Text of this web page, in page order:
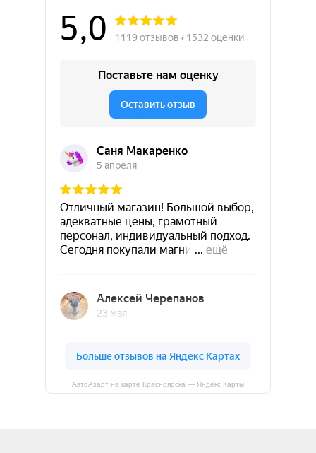
АвтоАзарт на карте Красноярска — Яндекс Карты